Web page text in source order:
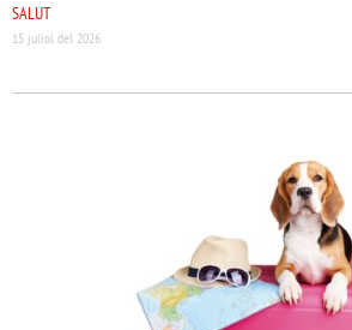
SALUT
15 juliol del 2026